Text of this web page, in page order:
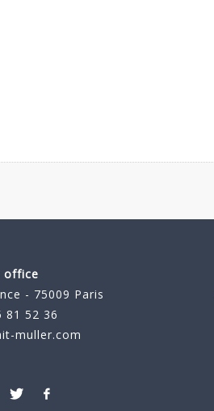
office
- 75009 Paris
81 52 36
muller.com